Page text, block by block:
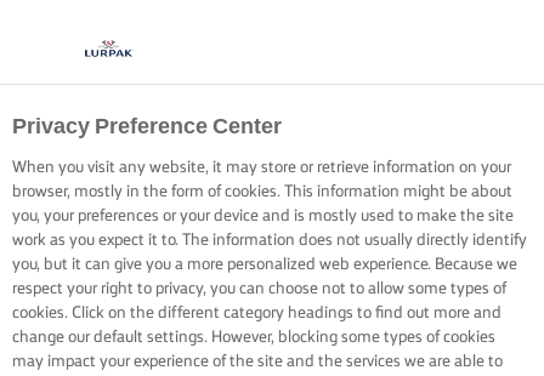
Privacy Preference Center
When you visit any website, it may store or retrieve information on your
browser, mostly in the form of cookies. This information might be about
you, your preferences or your device and is mostly used to make the site
work as you expect it to. The information does not usually directly identify
you, but it can give you a more personalized web experience. Because we
respect your right to privacy, you can choose not to allow some types of
cookies. Click on the different category headings to find out more and
change our default settings. However, blocking some types of cookies
may impact your experience of the site and the services we are able to